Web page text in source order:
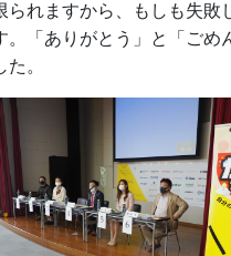
られますから、もしも失
。「ありがとう」と「ご
た。